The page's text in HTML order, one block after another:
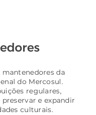
mantenedores da
do Mercosul.
regulares,
e expandir
culturais.